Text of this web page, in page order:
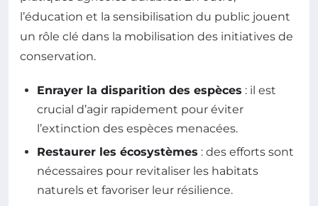
l’éducation et la sensibilisation du public jouent
un rôle clé dans la mobilisation des initiatives de
conservation.
Enrayer la disparition des espèces : il est
crucial d’agir rapidement pour éviter
l’extinction des espèces menacées.
Restaurer les écosystèmes : des efforts sont
nécessaires pour revitaliser les habitats
naturels et favoriser leur résilience.